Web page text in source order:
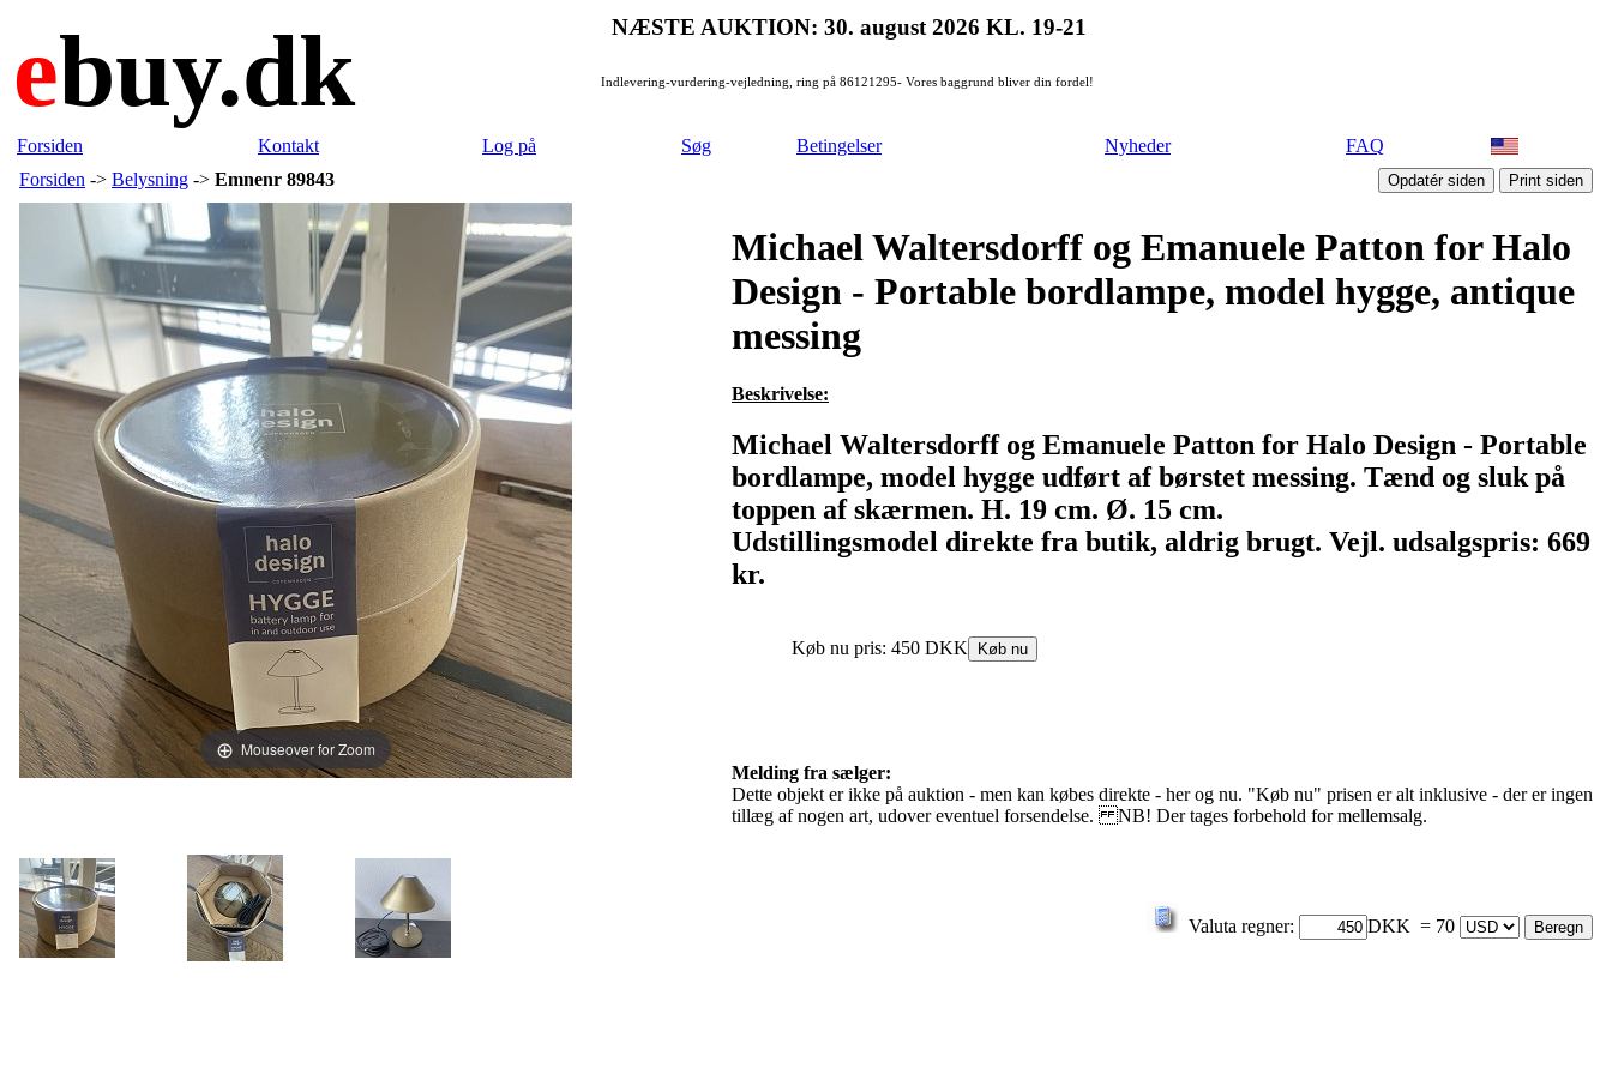
ebuy.dk NÆSTE AUKTION: 30. august 2026 KL. 19-21
Indlevering-vurdering-vejledning, ring på 86121295- Vores baggrund bliver din fordel!
Forsiden Kontakt Log på Søg Betingelser Nyheder
FAQ
Forsiden -> Belysning -> Emnenr 89843
Mouseover for Zoom
Michael Waltersdorff og Emanuele Patton for Halo
Design - Portable bordlampe, model hygge, antique
messing
Beskrivelse:
Michael Waltersdorff og Emanuele Patton for Halo Design - Portable
bordlampe, model hygge udført af børstet messing. Tænd og sluk på
toppen af skærmen. H. 19 cm. Ø. 15 cm.
Udstillingsmodel direkte fra butik, aldrig brugt. Vejl. udsalgspris: 669
kr.
Melding fra sælger:
Dette objekt er ikke på auktion - men kan købes direkte - her og nu. "Køb nu" prisen er alt inklusive - der er ingen
tillæg af nogen art, udover eventuel forsendelse. NB! Der tages forbehold for mellemsalg.
Valuta regner: DKK = 70